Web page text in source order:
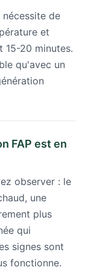
nécessite de
et
15-20 minutes.
qu'avec un
FAP est en
observer : le
une
plus
qui
signes sont
fonctionne.